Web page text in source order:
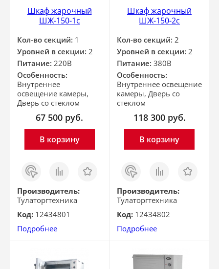
Шкаф жарочный
ШЖ-150-1с
Кол-во секций: 1
Уровней в секции: 2
Питание: 220В
Особенность:
Внутреннее
освещение камеры,
Дверь со стеклом
67 500 руб.
В корзину
Заказ
в 1
клик
Сравнить Отложить
Производитель:
Тулаторгтехника
Код: 12434801
Подробнее
Шкаф жарочный
ШЖ-150-2с
Кол-во секций: 2
Уровней в секции: 2
Питание: 380В
Особенность:
Внутреннее освещение
камеры, Дверь со
стеклом
118 300 руб.
В корзину
Заказ
в 1
клик
Сравнить Отложить
Производитель:
Тулаторгтехника
Код: 12434802
Подробнее